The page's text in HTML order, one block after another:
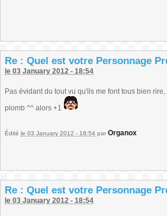
Re : Quel est votre Personnage
le 03 January 2012 - 18:54
Pas évidant du tout vu qu'ils me font tous bien
plomb ^^ alors +1
Édité le 03 January 2012 - 18:54 par Organox
Re : Quel est votre Personnage
le 03 January 2012 - 18:54